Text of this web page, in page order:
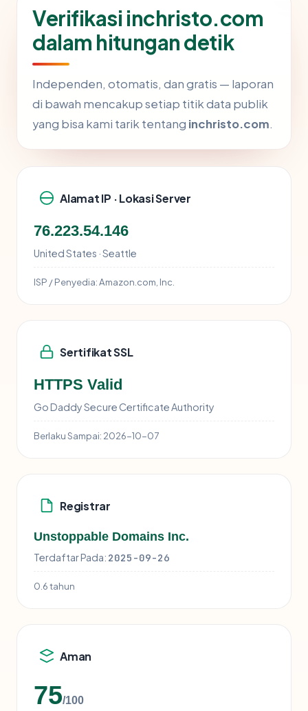
Verifikasi inchristo.com
dalam hitungan detik
Independen, otomatis, dan gratis — laporan
di bawah mencakup setiap titik data publik
yang bisa kami tarik tentang inchristo.com.
Alamat IP · Lokasi Server
76.223.54.146
United States · Seattle
ISP / Penyedia:Amazon.com, Inc.
Sertifikat SSL
HTTPS Valid
Go Daddy Secure Certificate Authority
Berlaku Sampai: 2026-10-07
Registrar
Unstoppable Domains Inc.
Terdaftar Pada: 2025-09-26
0.6 tahun
Aman
75/100